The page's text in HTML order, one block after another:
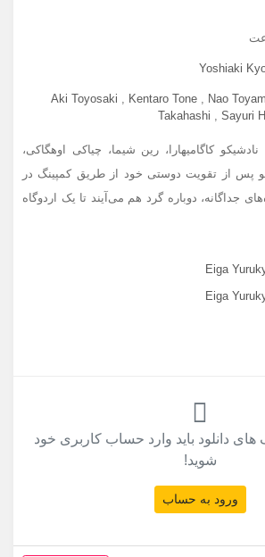
Yoshiaki
Aki Toyosaki , Kentaro Tone , Nao
Takahashi , Sayuri
نادشیکو کاگامیهارا، رین شیما، چیاکی اوهگاکی،
پس از تقویت دوستی خود از طریق کمپینگ در
جداگانه، دوباره گرد هم می‌آیند تا یک اردوگاه
های دانلود باید وارد حساب کاربری خود
شوید!
ورود به حساب